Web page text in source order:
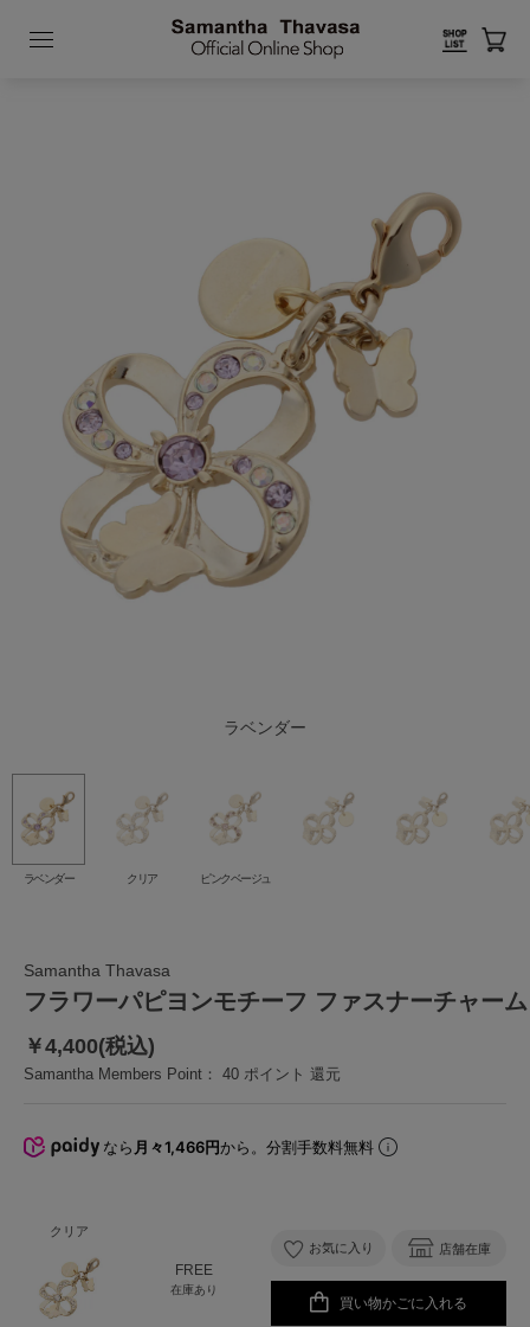
ラベンダー
クリア
ピンクベージュ
ラベンダー クリア ピンクベージュ
Samantha Thavasa
フラワーパピヨンモチーフ ファスナーチャーム
￥4,400(税込)
Samantha Members Point： 40 ポイント 還元
なら 月々1,466円から。分割手数料無料
クリア
FREE
在庫あり
お気に入り 店舗在庫
買い物かごに入れる